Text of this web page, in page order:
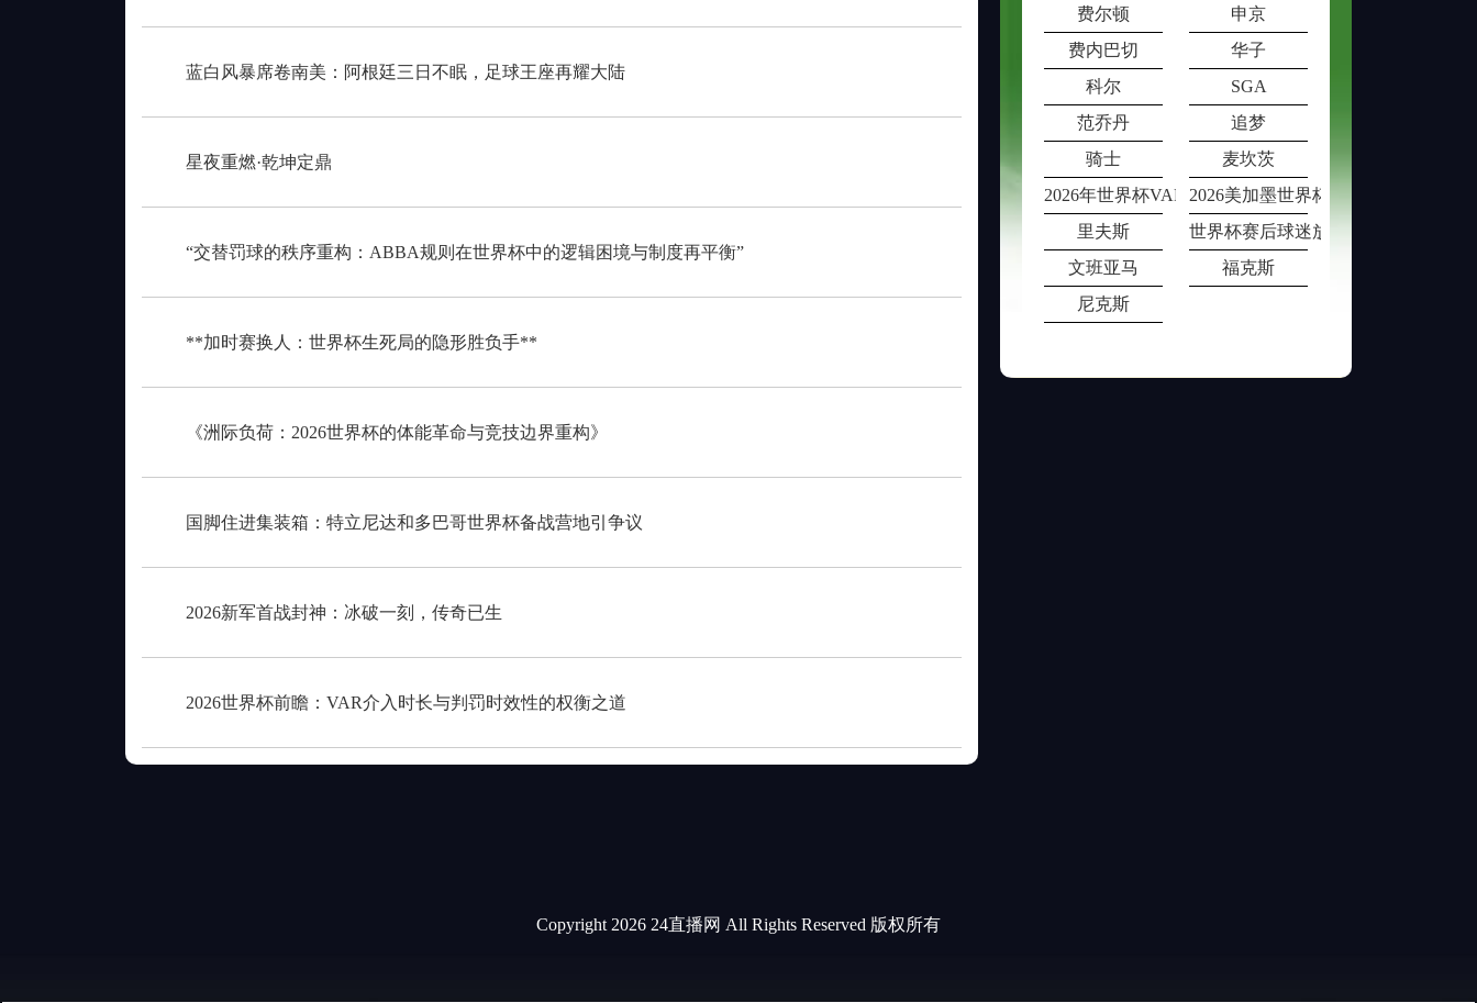
蓝白风暴席卷南美：阿根廷三日不眠，足球王座再耀大陆
星夜重燃·乾坤定鼎
“交替罚球的秩序重构：ABBA规则在世界杯中的逻辑困境与制度再平衡”
**加时赛换人：世界杯生死局的隐形胜负手**
《洲际负荷：2026世界杯的体能革命与竞技边界重构》
国脚住进集装箱：特立尼达和多巴哥世界杯备战营地引争议
2026新军首战封神：冰破一刻，传奇已生
2026世界杯前瞻：VAR介入时长与判罚时效性的权衡之道
费尔顿
申京
费内巴切
华子
科尔
SGA
范乔丹
追梦
骑士
麦坎茨
2026年世界杯VAR室在多场比赛同时段
2026美加墨世界杯票价动态调整机制
里夫斯
世界杯赛后球迷放生观赏鱼被猫叼
文班亚马
福克斯
尼克斯
Copyright 2026 24直播网 All Rights Reserved 版权所有